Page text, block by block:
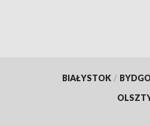
BIAŁYSTOK /